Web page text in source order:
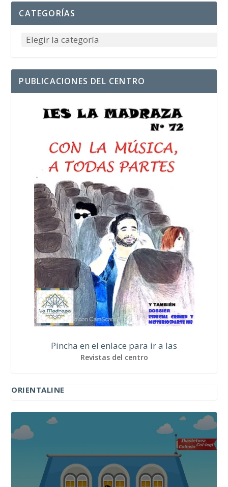
CATEGORÍAS
PUBLICACIONES DEL CENTRO
Pincha en el enlace para ir a las
Revistas del centro
ORIENTALINE